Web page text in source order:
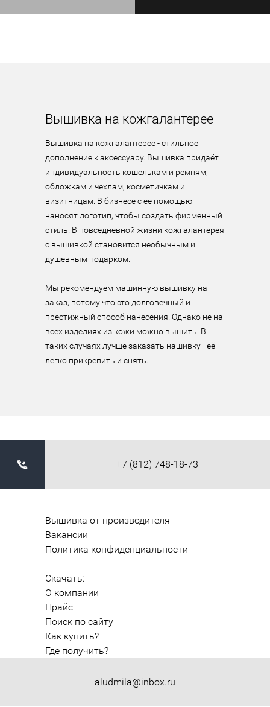
Вышивка на кожгалантерее
Вышивка на кожгалантерее - стильное
дополнение к аксессуару. Вышивка придаёт
индивидуальность кошелькам и ремням,
обложкам и чехлам, косметичкам и
визитницам. В бизнесе с её помощью
наносят логотип, чтобы создать фирменный
стиль. В повседневной жизни кожгалантерея
с вышивкой становится необычным и
душевным подарком.
Мы рекомендуем машинную вышивку на
заказ, потому что это долговечный и
престижный способ нанесения. Однако не на
всех изделиях из кожи можно вышить. В
таких случаях лучше заказать нашивку - её
легко прикрепить и снять.
+7 (812) 748-18-73
aludmila@inbox.ru
Вышивка от производителя
Вакансии
Политика конфиденциальности
Скачать:
О компании
Прайс
Поиск по сайту
Как купить?
Где получить?